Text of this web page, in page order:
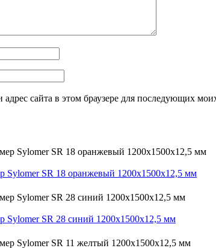
сайта в этом браузере для последующих
Sylomer SR 18 оранжевый 1200х1500х12,5 мм
Sylomer SR 28 синий 1200х1500х12,5 мм